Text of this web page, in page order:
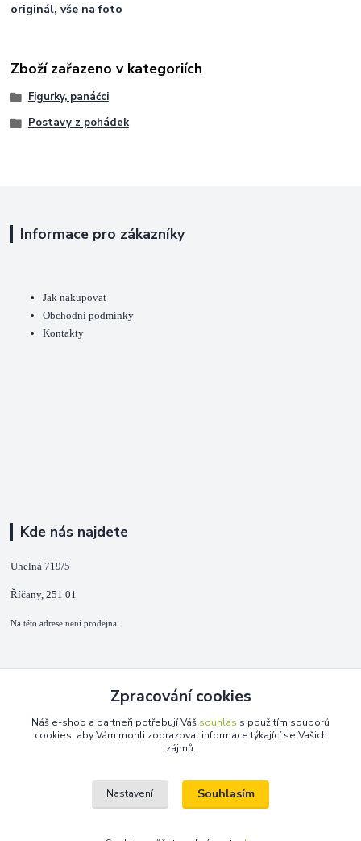
originál, vše na foto
Zboží zařazeno v kategoriích
Figurky, panáčci
Postavy z pohádek
Informace pro zákazníky
Jak nakupovat
Obchodní podmínky
Kontakty
Kde nás najdete
Uhelná 719/5
Říčany, 251 01
Na této adrese není prodejna.
+420 725 889 873
(Po-Ne, 9-18 hod.)
Zpracování cookies
Náš e-shop a partneři potřebují Váš souhlas s použitím souborů
cookies, aby Vám mohli zobrazovat informace týkající se Vašich
zájmů.
Nastavení Souhlasím